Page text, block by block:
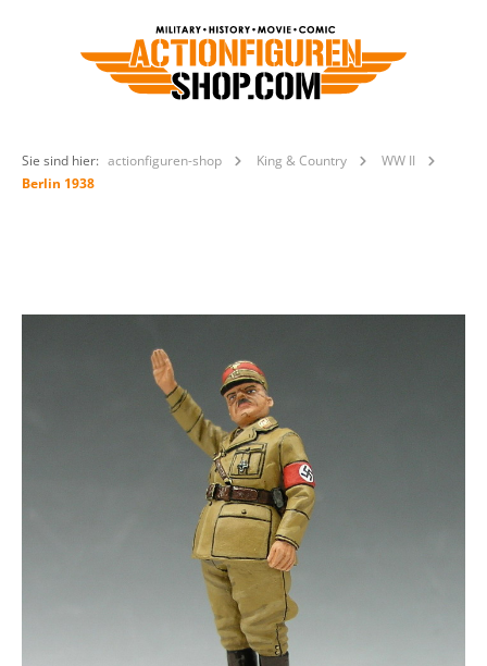
Sie sind hier: actionfiguren-shop King & Country
WW II
Berlin 1938